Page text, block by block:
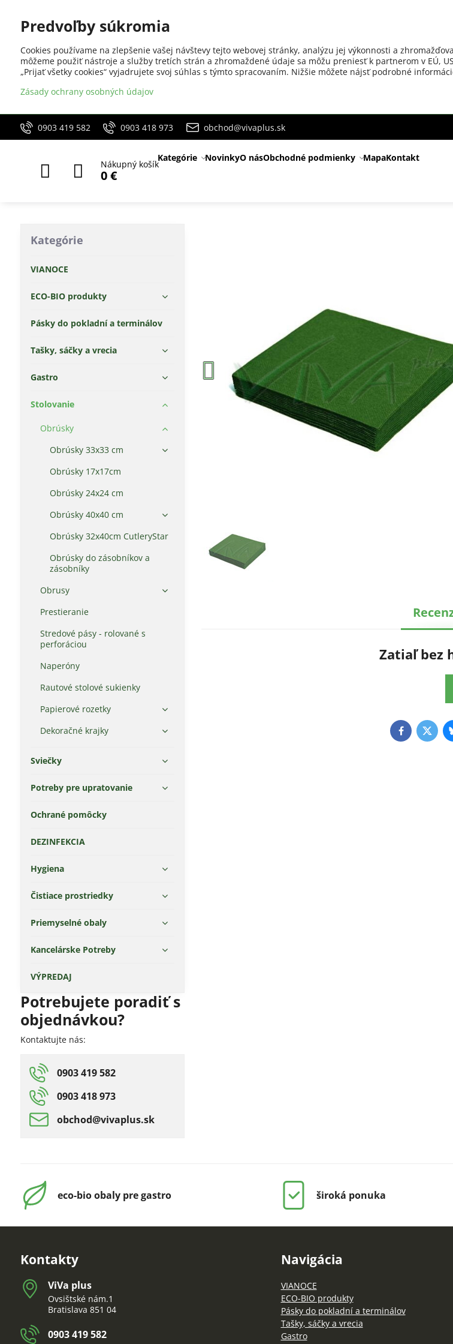
0903 419 582 0903 418 973 obchod@vivaplus.sk
Nákupný košík
0 €
Kategórie NovinkyO násObchodné podmienky MapaKontakt
Zatiaľ bez
Facebook
Kategórie
VIANOCE
ECO-BIO produkty
Pásky do pokladní a terminálov
Tašky, sáčky a vrecia
Gastro
Stolovanie
Obrúsky
Obrúsky 33x33 cm
Obrúsky 17x17cm
Obrúsky 24x24 cm
Obrúsky 40x40 cm
Obrúsky 32x40cm CutleryStar
Obrúsky do zásobníkov a
zásobníky
Obrusy
Prestieranie
Stredové pásy - rolované s
perforáciou
Naperóny
Rautové stolové sukienky
Papierové rozetky
Dekoračné krajky
Sviečky
Potreby pre upratovanie
Ochrané pomôcky
DEZINFEKCIA
Hygiena
Čistiace prostriedky
Priemyselné obaly
Kancelárske Potreby
VÝPREDAJ
Potrebujete poradiť s
objednávkou?
Kontaktujte nás:
0903 419 582
0903 418 973
obchod​@vivaplus​.sk
eco-bio obaly pre gastro široká ponuka
Kontakty
ViVa plus
Ovsištské nám.1
Bratislava 851 04
0903 419 582
Navigácia
VIANOCE
ECO-BIO produkty
Pásky do pokladní a terminálov
Tašky, sáčky a vrecia
Gastro
Predvoľby súkromia
Cookies používame na zlepšenie vašej návštevy tejto webovej stránky, analýzu jej výkonnosti a
môžeme použiť nástroje a služby tretích strán a zhromaždené údaje sa môžu preniesť k partnerom v EÚ,
„Prijať všetky cookies“ vyjadrujete svoj súhlas s týmto spracovaním. Nižšie môžete nájsť podrobné
Zásady ochrany osobných údajov